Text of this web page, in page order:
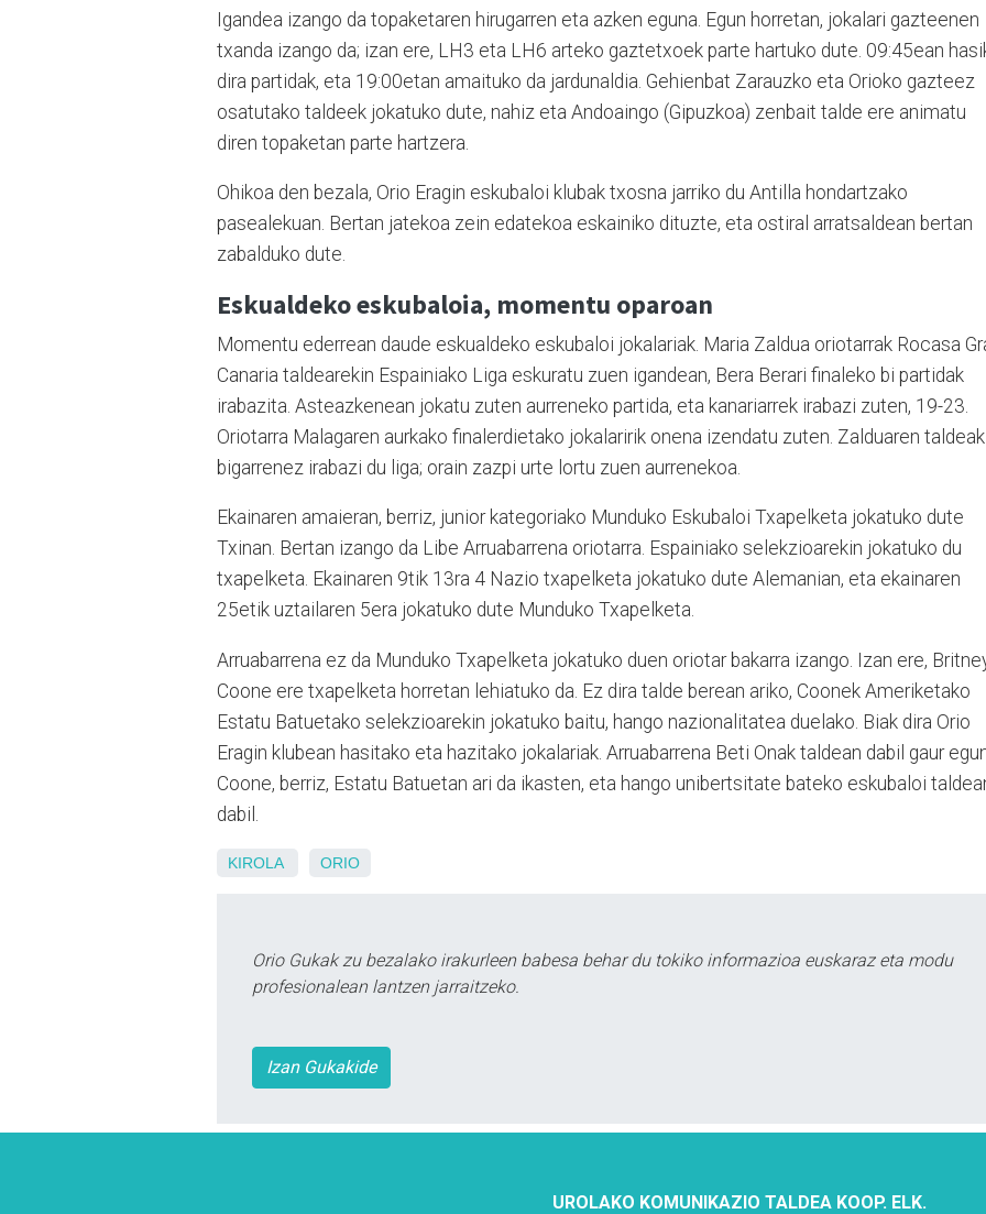
Igandea izango da topaketaren hirugarren eta azken eguna. Egun horretan, jokalari gazteenen
txanda izango da; izan ere, LH3 eta LH6 arteko gaztetxoek parte hartuko dute. 09:45ean
dira partidak, eta 19:00etan amaituko da jardunaldia. Gehienbat Zarauzko eta Orioko gazteez
osatutako taldeek jokatuko dute, nahiz eta Andoaingo (Gipuzkoa) zenbait talde ere animatu
diren topaketan parte hartzera.
Ohikoa den bezala, Orio Eragin eskubaloi klubak txosna jarriko du Antilla hondartzako
pasealekuan. Bertan jatekoa zein edatekoa eskainiko dituzte, eta ostiral arratsaldean bertan
zabalduko dute.
Eskualdeko eskubaloia, momentu oparoan
Momentu ederrean daude eskualdeko eskubaloi jokalariak. Maria Zaldua oriotarrak Rocasa
Canaria taldearekin Espainiako Liga eskuratu zuen igandean, Bera Berari finaleko bi partidak
irabazita. Asteazkenean jokatu zuten aurreneko partida, eta kanariarrek irabazi zuten, 19-23.
Oriotarra Malagaren aurkako finalerdietako jokalaririk onena izendatu zuten. Zalduaren taldeak
bigarrenez irabazi du liga; orain zazpi urte lortu zuen aurrenekoa.
Ekainaren amaieran, berriz, junior kategoriako Munduko Eskubaloi Txapelketa jokatuko dute
Txinan. Bertan izango da Libe Arruabarrena oriotarra. Espainiako selekzioarekin jokatuko du
txapelketa. Ekainaren 9tik 13ra 4 Nazio txapelketa jokatuko dute Alemanian, eta ekainaren
25etik uztailaren 5era jokatuko dute Munduko Txapelketa.
Arruabarrena ez da Munduko Txapelketa jokatuko duen oriotar bakarra izango. Izan ere,
Coone ere txapelketa horretan lehiatuko da. Ez dira talde berean ariko, Coonek Ameriketako
Estatu Batuetako selekzioarekin jokatuko baitu, hango nazionalitatea duelako. Biak dira Orio
Eragin klubean hasitako eta hazitako jokalariak. Arruabarrena Beti Onak taldean dabil gaur
Coone, berriz, Estatu Batuetan ari da ikasten, eta hango unibertsitate bateko eskubaloi
dabil.
KIROLA ORIO
Orio Gukak zu bezalako irakurleen babesa behar du tokiko informazioa euskaraz eta modu
profesionalean lantzen jarraitzeko.
Izan Gukakide
UROLAKO KOMUNIKAZIO TALDEA KOOP. ELK.